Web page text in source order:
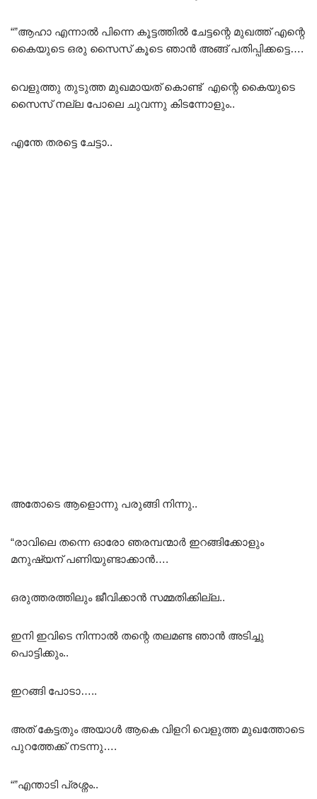
“”ആഹാ എന്നാൽ പിന്നെ കൂട്ടത്തിൽ ചേട്ടന്റെ മുഖത്ത് എന്റെ
കൈയുടെ ഒരു സൈസ് കൂടെ ഞാൻ അങ്ങ് പതിപ്പിക്കട്ടെ….
വെളുത്തു തുടുത്ത മുഖമായത് കൊണ്ട് എന്റെ കൈയുടെ
സൈസ് നല്ല പോലെ ചുവന്നു കിടന്നോളും..
എന്തേ തരട്ടെ ചേട്ടാ..
അതോടെ ആളൊന്നു പരുങ്ങി നിന്നു..
“രാവിലെ തന്നെ ഓരോ ഞരമ്പന്മാർ ഇറങ്ങിക്കോളും
മനുഷ്യന് പണിയുണ്ടാക്കാൻ….
ഒരുത്തരത്തിലും ജീവിക്കാൻ സമ്മതിക്കില്ല..
ഇനി ഇവിടെ നിന്നാൽ തന്റെ തലമണ്ട ഞാൻ അടിച്ചു
പൊട്ടിക്കും..
ഇറങ്ങി പോടാ…..
അത് കേട്ടതും അയാൾ ആകെ വിളറി വെളുത്ത മുഖത്തോടെ
പുറത്തേക്ക് നടന്നു….
“”എന്താടി പ്രശ്നം..